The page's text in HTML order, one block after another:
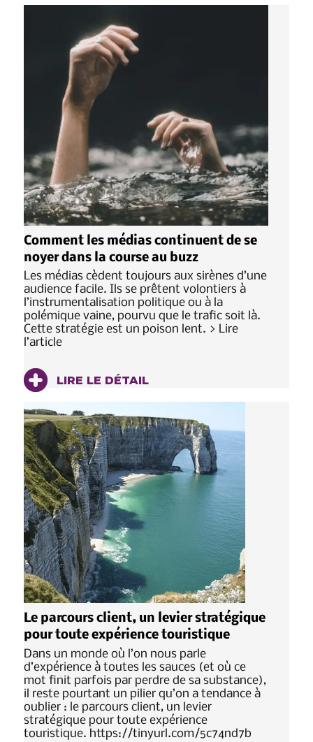
Comment les médias continuent de se
noyer dans la course au buzz
Les médias cèdent toujours aux sirènes d’une
audience facile. Ils se prêtent volontiers à
l’instrumentalisation politique ou à la
polémique vaine, pourvu que le trafic soit là.
Cette stratégie est un poison lent. > Lire
l’article
LIRE LE DÉTAIL
Le parcours client, un levier stratégique
pour toute expérience touristique
Dans un monde où l’on nous parle
d’expérience à toutes les sauces (et où ce
mot finit parfois par perdre de sa substance),
il reste pourtant un pilier qu’on a tendance à
oublier : le parcours client, un levier
stratégique pour toute expérience
touristique. https://tinyurl.com/5c74nd7b